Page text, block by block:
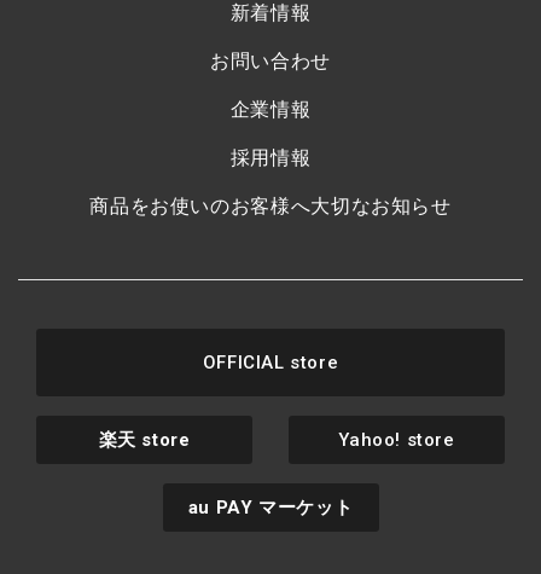
新着情報
お問い合わせ
企業情報
採用情報
商品をお使いのお客様へ大切なお知らせ
OFFICIAL store
楽天 store Yahoo! store
au PAY マーケット